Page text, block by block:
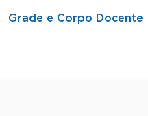
Grade e Corpo Docente